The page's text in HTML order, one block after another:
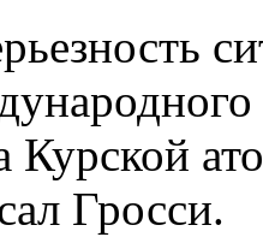
Гросси.